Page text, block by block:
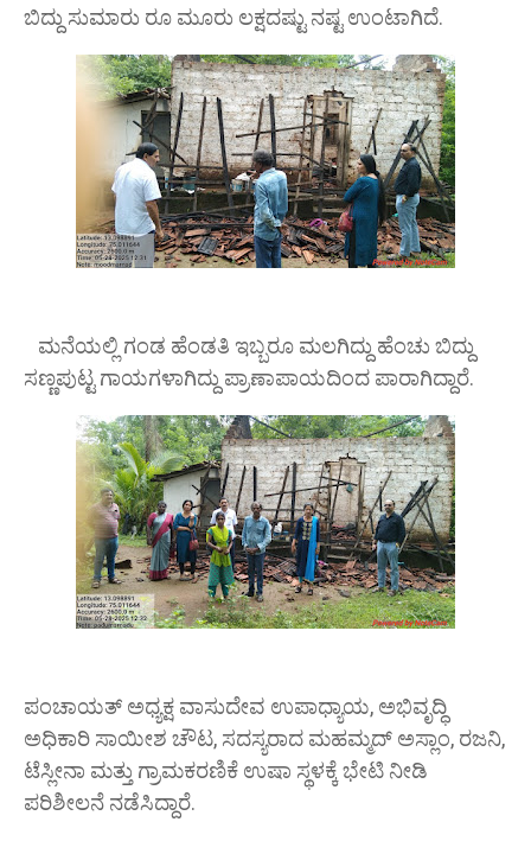
ಬಿದ್ದು ಸುಮಾರು ರೂ ಮೂರು ಲಕ್ಷದಷ್ಟು ನಷ್ಟ ಉಂಟಾಗಿದೆ.
ಮನೆಯಲ್ಲಿ ಗಂಡ ಹೆಂಡತಿ ಇಬ್ಬರೂ ಮಲಗಿದ್ದು ಹೆಂಚು ಬಿದ್ದು
ಸಣ್ಣಪುಟ್ಟ ಗಾಯಗಳಾಗಿದ್ದು ಪ್ರಾಣಾಪಾಯದಿಂದ ಪಾರಾಗಿದ್ದಾರೆ.
ಪಂಚಾಯತ್ ಅಧ್ಯಕ್ಷ ವಾಸುದೇವ ಉಪಾಧ್ಯಾಯ, ಅಭಿವೃದ್ಧಿ
ಅಧಿಕಾರಿ ಸಾಯೀಶ ಚೌಟ, ಸದಸ್ಯರಾದ ಮಹಮ್ಮದ್ ಅಸ್ಲಾಂ, ರಜನಿ,
ಟೆಸ್ಲೀನಾ ಮತ್ತು ಗ್ರಾಮಕರಣಿಕೆ ಉಷಾ ಸ್ಥಳಕ್ಕೆ ಭೇಟಿ ನೀಡಿ
ಪರಿಶೀಲನೆ ನಡೆಸಿದ್ದಾರೆ.